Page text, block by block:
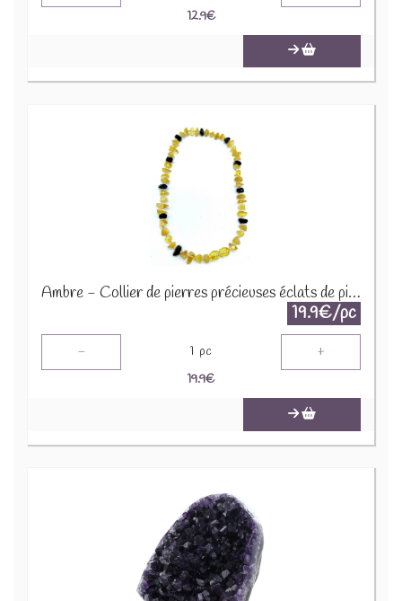
12.9€
Ambre - Collier de pierres précieuses éclats de pierres 45cm COLC-AMB
19.9€/pc
- 1 pc +
19.9€